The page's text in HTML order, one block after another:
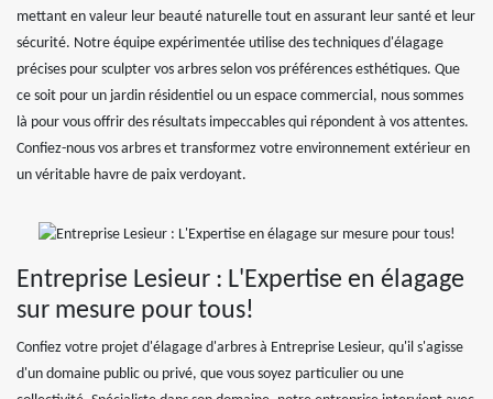
mettant en valeur leur beauté naturelle tout en assurant leur santé et leur
sécurité. Notre équipe expérimentée utilise des techniques d'élagage
précises pour sculpter vos arbres selon vos préférences esthétiques. Que
ce soit pour un jardin résidentiel ou un espace commercial, nous sommes
là pour vous offrir des résultats impeccables qui répondent à vos attentes.
Confiez-nous vos arbres et transformez votre environnement extérieur en
un véritable havre de paix verdoyant.
Entreprise Lesieur : L'Expertise en élagage
sur mesure pour tous!
Confiez votre projet d'élagage d'arbres à Entreprise Lesieur, qu'il s'agisse
d'un domaine public ou privé, que vous soyez particulier ou une